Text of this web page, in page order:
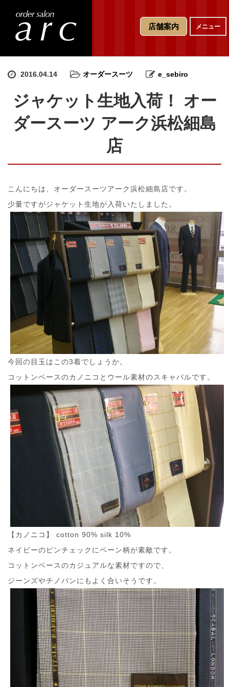
i
g
o
メニュー
店舗案内
2016.04.14 オーダースーツ e_sebiro
ジャケット生地入荷！ オー
ダースーツ アーク浜松細島
店
こんにちは、オーダースーツアーク浜松細島店です。
少量ですがジャケット生地が入荷いたしました。
今回の目玉はこの3着でしょうか。
コットンベースのカノニコとウール素材のスキャバルです。
【カノニコ】 cotton 90% silk 10%
ネイビーのピンチェックにペーン柄が素敵です。
コットンベースのカジュアルな素材ですので、
ジーンズやチノパンにもよく合いそうです。